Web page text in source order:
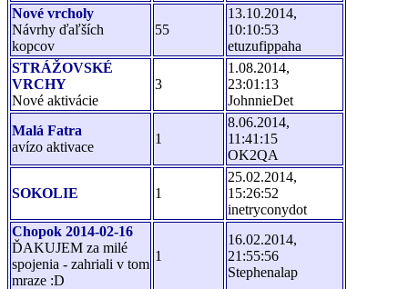
Nové vrcholy
Návrhy ďaľších
kopcov
55
13.10.2014,
10:10:53
etuzufippaha
STRÁŽOVSKÉ
VRCHY
Nové aktivácie
3
1.08.2014,
23:01:13
JohnnieDet
Malá Fatra
avízo aktivace
1
8.06.2014,
11:41:15
OK2QA
SOKOLIE 1
25.02.2014,
15:26:52
inetryconydot
Chopok 2014-02-16
ĎAKUJEM za milé
spojenia - zahriali v tom
mraze :D
1
16.02.2014,
21:55:56
Stephenalap